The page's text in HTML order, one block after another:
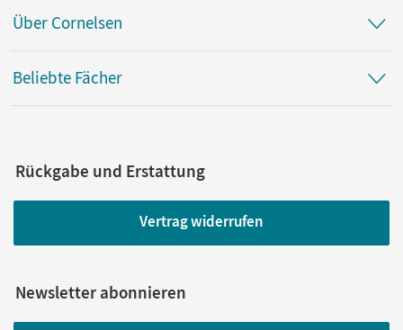
Über Cornelsen
Beliebte Fächer
Rückgabe und Erstattung
Vertrag widerrufen
Newsletter abonnieren